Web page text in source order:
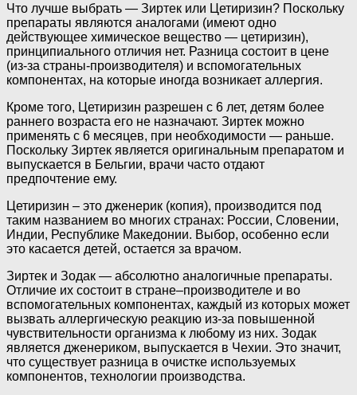
Что лучше выбрать — Зиртек или Цетиризин? Поскольку
препараты являются аналогами (имеют одно
действующее химическое вещество — цетиризин),
принципиального отличия нет. Разница состоит в цене
(из-за страны-производителя) и вспомогательных
компонентах, на которые иногда возникает аллергия.
Кроме того, Цетиризин разрешен с 6 лет, детям более
раннего возраста его не назначают. Зиртек можно
применять с 6 месяцев, при необходимости — раньше.
Поскольку Зиртек является оригинальным препаратом и
выпускается в Бельгии, врачи часто отдают
предпочтение ему.
Цетиризин – это дженерик (копия), производится под
таким названием во многих странах: России, Словении,
Индии, Республике Македонии. Выбор, особенно если
это касается детей, остается за врачом.
Зиртек и Зодак — абсолютно аналогичные препараты.
Отличие их состоит в стране–производителе и во
вспомогательных компонентах, каждый из которых может
вызвать аллергическую реакцию из-за повышенной
чувствительности организма к любому из них. Зодак
является дженериком, выпускается в Чехии. Это значит,
что существует разница в очистке используемых
компонентов, технологии производства.